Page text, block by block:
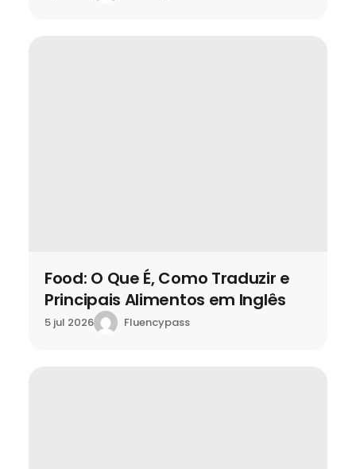
Food: O Que É, Como Traduzir e
Principais Alimentos em Inglês
5 jul 2026 Fluencypass